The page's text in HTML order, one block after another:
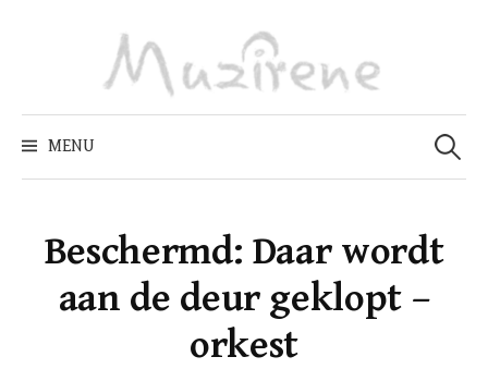
MENU
Zoeken
naar:
Beschermd: Daar wordt
aan de deur geklopt –
orkest